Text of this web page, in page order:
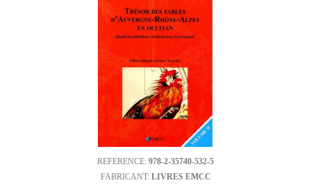
REFERENCE: 978-2-35740-532-5
FABRICANT: LIVRES EMCC